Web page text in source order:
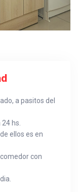
a pasitos del
hs.
ellos es en
con